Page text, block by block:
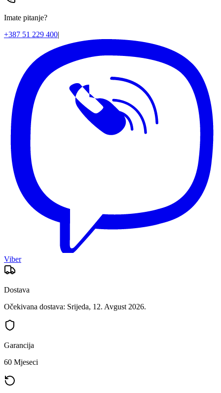
Imate pitanje?
+387 51 229 400|
Viber
Dostava
Očekivana dostava: Srijeda, 12. Avgust 2026.
Garancija
60 Mjeseci